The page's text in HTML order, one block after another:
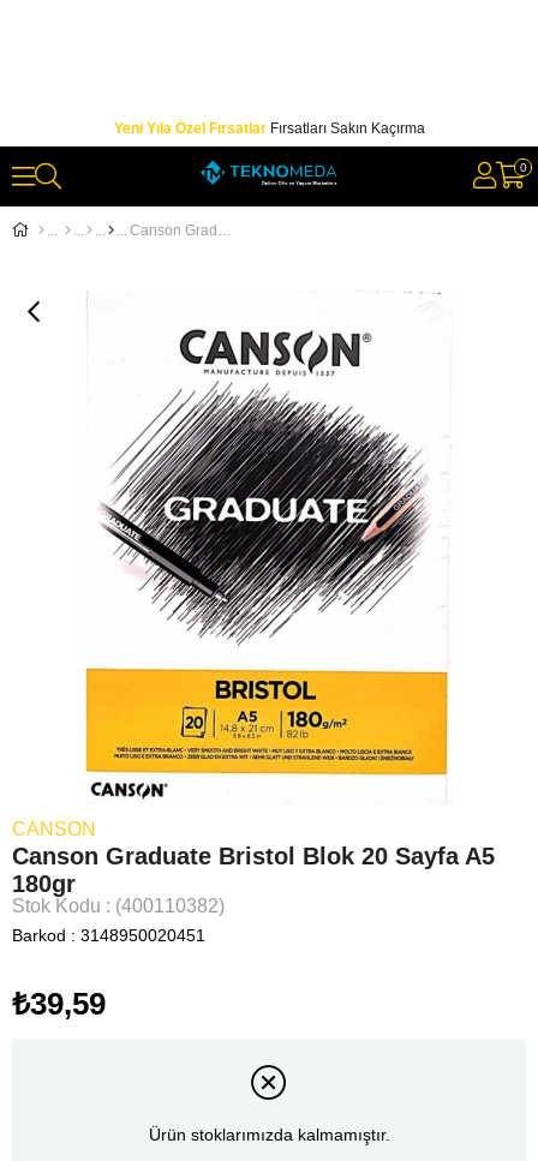
Yeni Yıla Özel FırsatlarFırsatları Sakın Kaçırma
0
Canson Graduate Bristol Blok 20 Sayfa A5 180gr
CANSON
Canson Graduate Bristol Blok 20 Sayfa A5
180gr
Stok Kodu (400110382)
Barkod : 3148950020451
₺39,59
Ürün stoklarımızda kalmamıştır.